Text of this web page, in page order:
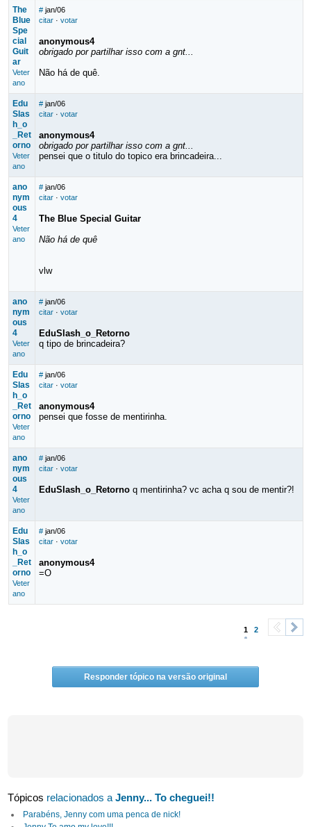
The
Blue
Spe
cial
Guit
ar
Veter
ano
# jan/06
citar· votar
anonymous4
obrigado por partilhar isso com a gnt...
Não há de quê.
Edu
Slas
h_o
_Ret
orno
Veter
ano
# jan/06
citar· votar
anonymous4
obrigado por partilhar isso com a gnt...
pensei que o titulo do topico era brincadeira...
ano
nym
ous
4
Veter
ano
# jan/06
citar· votar
The Blue Special Guitar
Não há de quê
vlw
ano
nym
ous
4
Veter
ano
# jan/06
citar· votar
EduSlash_o_Retorno
q tipo de brincadeira?
Edu
Slas
h_o
_Ret
orno
Veter
ano
# jan/06
citar· votar
anonymous4
pensei que fosse de mentirinha.
ano
nym
ous
4
Veter
ano
# jan/06
citar· votar
EduSlash_o_Retornoq mentirinha? vc acha q sou de mentir?!
Edu
Slas
h_o
_Ret
orno
Veter
ano
# jan/06
citar· votar
anonymous4
=O
1 2
Responder tópico na versão original
Tópicos relacionados aJenny... To cheguei!!
Parabéns, Jenny com uma penca de nick!